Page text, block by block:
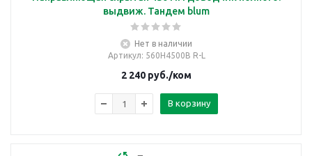
выдвиж. Тандем blum
Нет в наличии
Артикул: 560Н4500B R-L
2 240 руб./ком
В корзину